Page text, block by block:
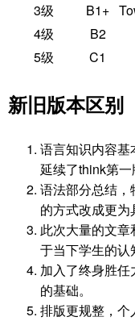
3级
B1+
4级
B2
5级
C1
新旧版本区别
语言知识内容
延续了think第一
语法部分总结
的方式改成更为
此次大量的文
于当下学生的认
加入了终身胜
的基础。
排版更规整，个